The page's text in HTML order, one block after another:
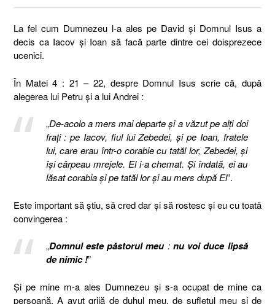
La fel cum Dumnezeu l-a ales pe David și Domnul Isus a
decis ca Iacov și Ioan să facă parte dintre cei doisprezece
ucenici.
În Matei 4 : 21 – 22, despre Domnul Isus scrie că, după
alegerea lui Petru și a lui Andrei :
„De-acolo a mers mai departe şi a văzut pe alţi doi
fraţi : pe Iacov, fiul lui Zebedei, şi pe Ioan, fratele
lui, care erau într-o corabie cu tatăl lor, Zebedei, şi
îşi cârpeau mrejele. El i-a chemat. Şi îndată, ei au
lăsat corabia şi pe tatăl lor şi au mers după El”.
Este important să știu, să cred dar și să rostesc și eu cu toată
convingerea :
„Domnul este păstorul meu: nu voi duce lipsă
de nimic !”
Și pe mine m-a ales Dumnezeu și s-a ocupat de mine ca
persoană. A avut grijă de duhul meu, de sufletul meu și de